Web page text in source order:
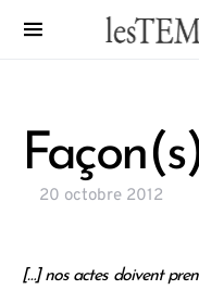
20 octobre 2012
[…] nos actes doivent